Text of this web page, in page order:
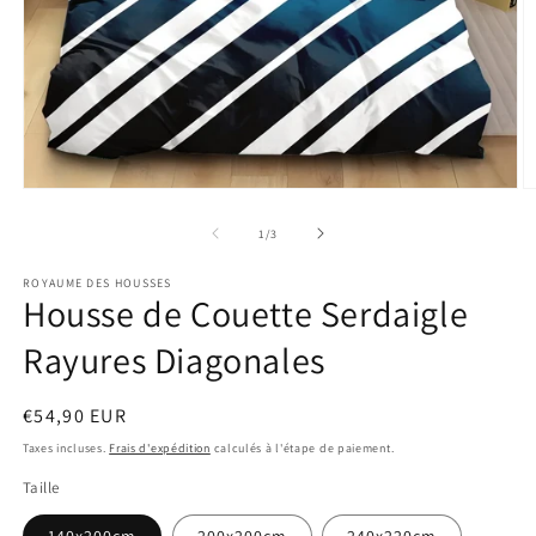
une
fenêtre
modale
1/de
3
ROYAUME DES HOUSSES
Housse de Couette Serdaigle
Rayures Diagonales
Prix
habituel
€54,90 EUR
Taxes incluses. Frais d'expédition calculés à l'étape de paiement.
Taille